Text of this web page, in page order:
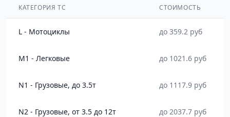
КАТЕГОРИЯ ТС СТОИМОСТЬ
L - Мотоциклы до 359.2 руб
M1 - Легковые до 1021.6 руб
N1 - Грузовые, до 3.5т до 1117.9 руб
N2 - Грузовые, от 3.5 до 12т до 2037.7 руб